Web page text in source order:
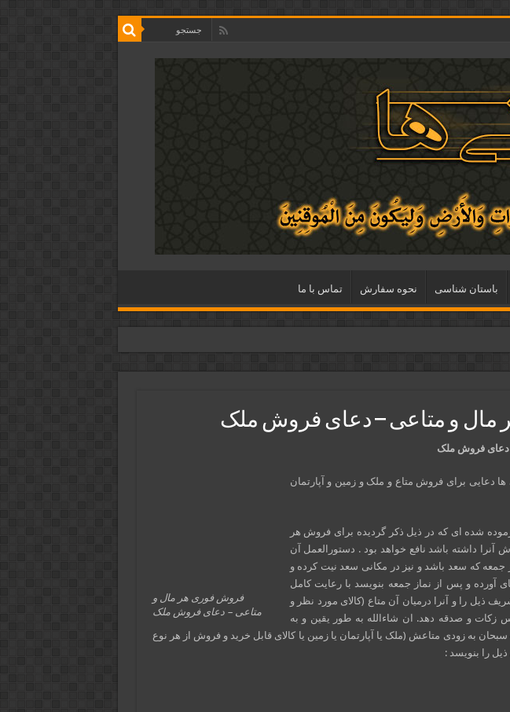
باستان شناسی نحوه سفارش تماس با ما
و متاعی – دعای فروش ملک
دعای فروش ملک
فروش فوری هر مال و
متاعی – دعای فروش ملک
دعایی برای فروش متاع و ملک و زمین و آپارتمان
شده ای که در ذیل ذکر گردیده برای فروش هر
آنرا داشته باشد نافع خواهد بود . دستورالعمل آن
جمعه که سعد باشد و نیز در مکانی سعد نیت کرده و
آورده و پس از نماز جمعه بنویسد با رعایت کامل
ذیل را و آنرا درمیان آن متاع (کالای مورد نظر و
زکات و صدقه دهد. ان شاءالله به طور یقین و به
به زودی متاعش (ملک یا آپارتمان یا زمین یا کالای قابل خرید و فروش از هر نوع
را بنویسد :